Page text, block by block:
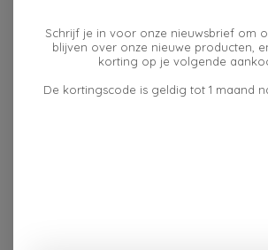
Schrijf je in voor onze nieuwsbrief om
blijven over onze nieuwe producten,
korting op je volgende
De kortingscode is geldig tot 1 maand